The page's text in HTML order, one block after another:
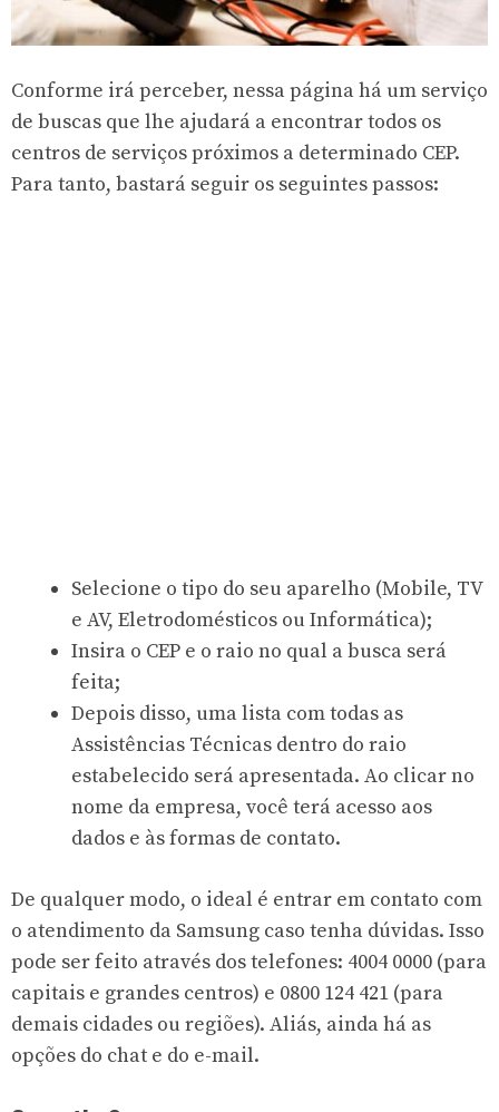
Conforme irá perceber, nessa página há um serviço
de buscas que lhe ajudará a encontrar todos os
centros de serviços próximos a determinado CEP.
Para tanto, bastará seguir os seguintes passos:
Selecione o tipo do seu aparelho (Mobile, TV
e AV, Eletrodomésticos ou Informática);
Insira o CEP e o raio no qual a busca será
feita;
Depois disso, uma lista com todas as
Assistências Técnicas dentro do raio
estabelecido será apresentada. Ao clicar no
nome da empresa, você terá acesso aos
dados e às formas de contato.
De qualquer modo, o ideal é entrar em contato com
o atendimento da Samsung caso tenha dúvidas. Isso
pode ser feito através dos telefones: 4004 0000 (para
capitais e grandes centros) e 0800 124 421 (para
demais cidades ou regiões). Aliás, ainda há as
opções do chat e do e-mail.